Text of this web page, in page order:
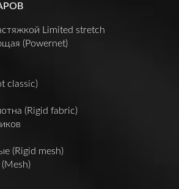
Limited stretch
(Powernet)
classic)
(Rigid fabric)
(Rigid mesh)